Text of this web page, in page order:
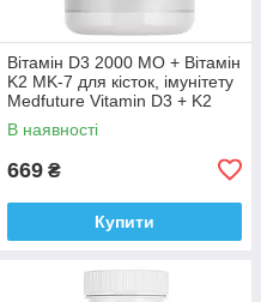
Вітамін D3 2000 МО + Вітамін
K2 MK-7 для кісток, імунітету
Medfuture Vitamin D3 + K2
Max Formula 120 капсул
Доставка з ЄС
В наявності
669 ₴
Купити